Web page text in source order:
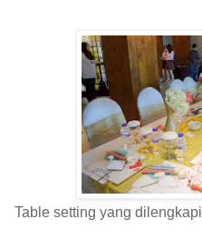
Table setting yang